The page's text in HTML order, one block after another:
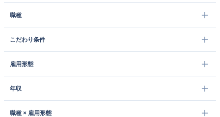
職種
こだわり条件
雇用形態
年収
職種 × 雇用形態